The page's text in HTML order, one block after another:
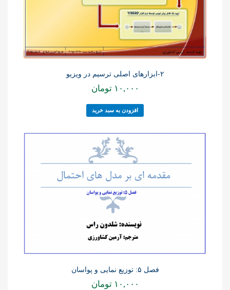
۲-ابزارهای اصلی ترسیم در ویزیو
۱۰,۰۰۰ تومان
افزودن به سبد خرید
فصل ۵: توزیع نمایی و پواسان
۱۰,۰۰۰ تومان